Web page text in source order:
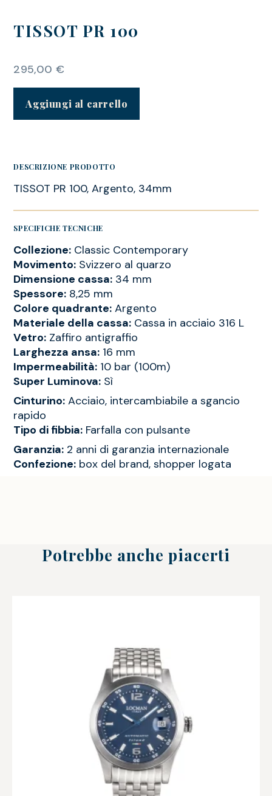
TISSOT PR 100
295,00 €
Aggiungi al carrello
DESCRIZIONE PRODOTTO
TISSOT PR 100, Argento, 34mm
SPECIFICHE TECNICHE
Collezione: Classic Contemporary
Movimento: Svizzero al quarzo
Dimensione cassa: 34 mm
Spessore: 8,25 mm
Colore quadrante: Argento
Materiale della cassa: Cassa in acciaio 316 L
Vetro: Zaffiro antigraffio
Larghezza ansa: 16 mm
Impermeabilità: 10 bar (100m)
Super Luminova: Sì
Cinturino: Acciaio, intercambiabile a sgancio
rapido
Tipo di fibbia: Farfalla con pulsante
Garanzia: 2 anni di garanzia internazionale
Confezione: box del brand, shopper logata
Potrebbe anche piacerti